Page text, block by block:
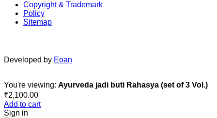
Copyright & Trademark
Policy
Sitemap
Developed by Eoan
You're viewing: Ayurveda jadi buti Rahasya (set of 3 Vol.)
₹2,100.00
Add to cart
Sign in